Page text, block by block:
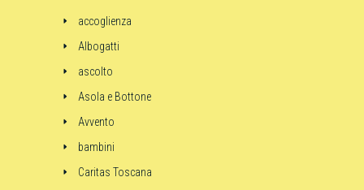
accoglienza
Albogatti
ascolto
Asola e Bottone
Avvento
bambini
Caritas Toscana